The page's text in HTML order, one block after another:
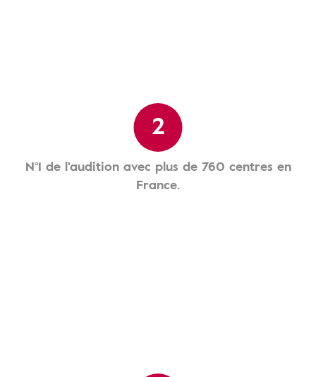
2
N°1 de l'audition avec plus de 760 centres en
France.